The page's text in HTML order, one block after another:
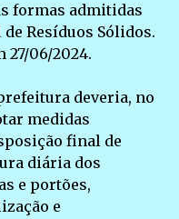
formas admitidas
Resíduos Sólidos.
27/06/2024.
deveria, no
medidas
final de
diária dos
e portões,
e